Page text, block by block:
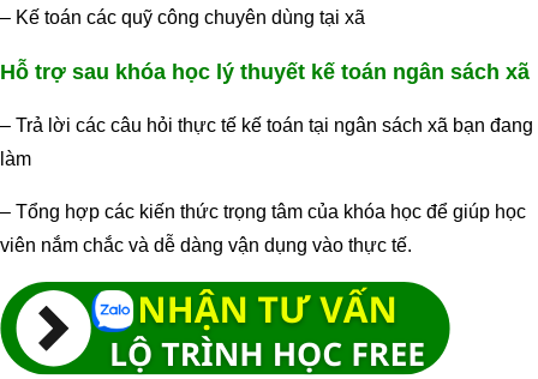
– Kế toán các quỹ công chuyên dùng tại xã
Hỗ trợ sau khóa học lý thuyết kế toán ngân sách xã
– Trả lời các câu hỏi thực tế kế toán tại ngân sách xã bạn đang
làm
– Tổng hợp các kiến thức trọng tâm của khóa học để giúp học
viên nắm chắc và dễ dàng vận dụng vào thực tế.